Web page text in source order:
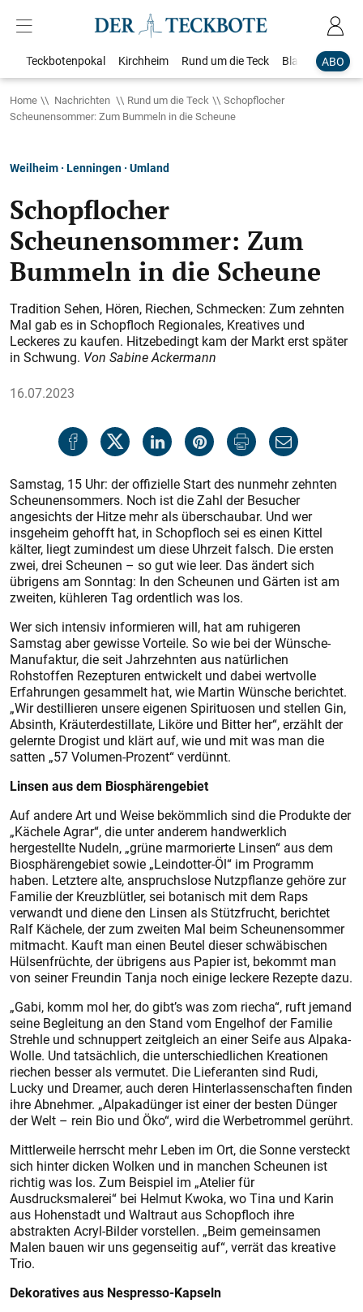
ABO
Teckbotenpokal Kirchheim Rund um die Teck Blaulicht
Home Nachrichten Rund um die Teck
Schopflocher
Scheunensommer: Zum Bummeln in die Scheune
Weilheim · Lenningen · Umland
Schopflocher
Scheunensommer: Zum
Bummeln in die Scheune
Tradition Sehen, Hören, Riechen, Schmecken: Zum zehnten
Mal gab es in Schopfloch Regionales, Kreatives und
Leckeres zu kaufen. Hitzebedingt kam der Markt erst später
in Schwung. Von Sabine Ackermann
16.07.2023
Samstag, 15 Uhr: der offizielle Start des nunmehr zehnten
Scheunensommers. Noch ist die Zahl der Besucher
angesichts der Hitze mehr als überschaubar. Und wer
insgeheim gehofft hat, in Schopfloch sei es einen Kittel
kälter, liegt zumindest um diese Uhrzeit falsch. Die ersten
zwei, drei Scheunen – so gut wie leer. Das ändert sich
übrigens am Sonntag: In den Scheunen und Gärten ist am
zweiten, kühleren Tag ordentlich was los.
Wer sich intensiv informieren will, hat am ruhigeren
Samstag aber gewisse Vorteile. So wie bei der Wünsche-
Manufaktur, die seit Jahrzehnten aus natürlichen
Rohstoffen Rezepturen entwickelt und dabei wertvolle
Erfahrungen gesammelt hat, wie Martin Wünsche berichtet.
„Wir destillieren unsere eigenen Spirituosen und stellen Gin,
Absinth, Kräuterdestillate, Liköre und Bitter her“, erzählt der
gelernte Drogist und klärt auf, wie und mit was man die
satten „57 Volumen-Prozent“ verdünnt.
Linsen aus dem Biosphärengebiet
Auf andere Art und Weise bekömmlich sind die Produkte der
„Kächele Agrar“, die unter anderem handwerklich
hergestellte Nudeln, „grüne marmorierte Linsen“ aus dem
Biosphärengebiet sowie „Leindotter-Öl“ im Programm
haben. Letztere alte, anspruchslose Nutzpflanze gehöre zur
Familie der Kreuzblütler, sei botanisch mit dem Raps
verwandt und diene den Linsen als Stützfrucht, berichtet
Ralf Kächele, der zum zweiten Mal beim Scheunensommer
mitmacht. Kauft man einen Beutel dieser schwäbischen
Hülsenfrüchte, der übrigens aus Papier ist, bekommt man
von seiner Freundin Tanja noch einige leckere Rezepte dazu.
„Gabi, komm mol her, do gibt’s was zom riecha“, ruft jemand
seine Begleitung an den Stand vom Engelhof der Familie
Strehle und schnuppert zeitgleich an einer Seife aus Alpaka-
Wolle. Und tatsächlich, die unterschiedlichen Kreationen
riechen besser als vermutet. Die Lieferanten sind Rudi,
Lucky und Dreamer, auch deren Hinterlassenschaften finden
ihre Abnehmer. „Alpakadünger ist einer der besten Dünger
der Welt – rein Bio und Öko“, wird die Werbetrommel gerührt.
Mittlerweile herrscht mehr Leben im Ort, die Sonne versteckt
sich hinter dicken Wolken und in manchen Scheunen ist
richtig was los. Zum Beispiel im „Atelier für
Ausdrucksmalerei“ bei Helmut Kwoka, wo Tina und Karin
aus Hohenstadt und Waltraut aus Schopfloch ihre
abstrakten Acryl-Bilder vorstellen. „Beim gemeinsamen
Malen bauen wir uns gegenseitig auf“, verrät das kreative
Trio.
Dekoratives aus Nespresso-Kapseln